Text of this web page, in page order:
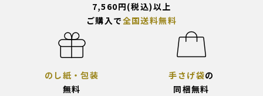
7,560円(税込)以上
ご購入で全国送料無料
のし紙・包装
無料
手さげ袋の
同梱無料